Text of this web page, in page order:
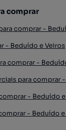
comprar
comprar -
- Beduído e Veiros
comprar -
para comprar
- Beduído
- Beduído